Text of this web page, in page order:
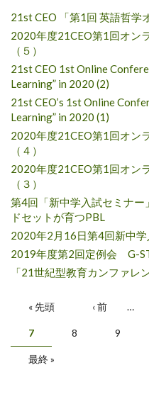
21st CEO 「第1回 英語哲学
2020年度21CEO第1回オン
（５）
21st CEO 1st Online
Learning” in 2020 (2)
21st CEO’s 1st Online
Learning” in 2020 (1)
2020年度21CEO第1回オン
（４）
2020年度21CEO第1回オン
（３）
第4回「新中学入試セミナ
ドセットが育つPBL
2020年2月16日第4回新中
2019年度第2回定例会 G-
「21世紀型教育カンファレ
Pages
« 先頭 ‹ 前 …
7 8 9
最終 »